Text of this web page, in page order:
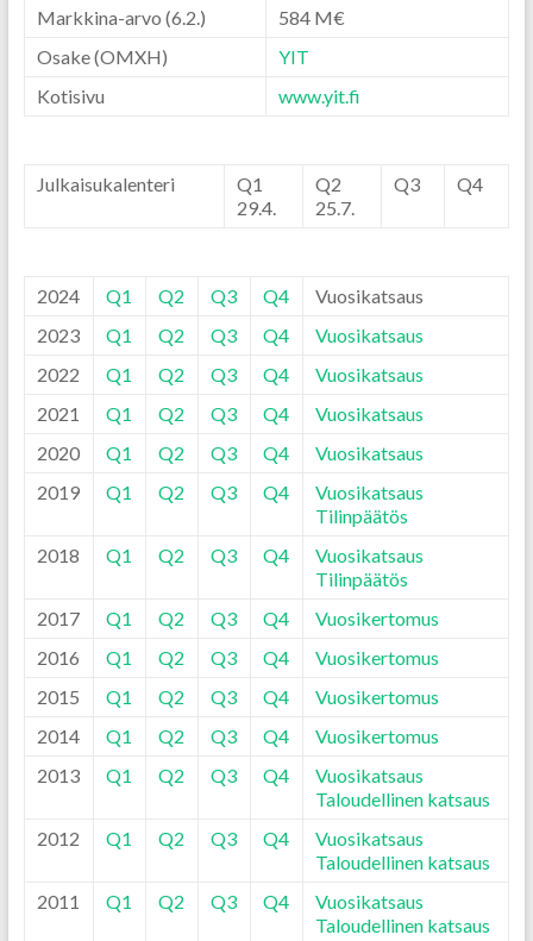
Markkina-arvo (6.2.)
584 M€
Osake (OMXH)
YIT
Kotisivu
www.yit.fi
Julkaisukalenteri
Q1
29.4.
Q2
25.7.
Q3 Q4
2024 Q1 Q2 Q3 Q4
Vuosikatsaus
2023
Q1 Q2 Q3 Q4
Vuosikatsaus
2022
Q1 Q2 Q3 Q4
Vuosikatsaus
2021
Q1 Q2 Q3 Q4
Vuosikatsaus
2020
Q1 Q2 Q3 Q4
Vuosikatsaus
2019
Q1 Q2 Q3 Q4
Vuosikatsaus
Tilinpäätös
2018
Q1 Q2 Q3 Q4
Vuosikatsaus
Tilinpäätös
2017
Q1 Q2 Q3 Q4
Vuosikertomus
2016
Q1 Q2 Q3 Q4
Vuosikertomus
2015
Q1 Q2 Q3 Q4
Vuosikertomus
2014
Q1 Q2 Q3 Q4
Vuosikertomus
2013
Q1 Q2 Q3 Q4
Vuosikatsaus
Taloudellinen katsaus
2012
Q1 Q2 Q3 Q4
Vuosikatsaus
Taloudellinen katsaus
2011
Q1 Q2 Q3 Q4
Vuosikatsaus
Taloudellinen katsaus